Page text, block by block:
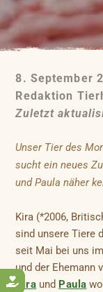

8. September
Redaktion
Zuletzt
Unser Tier des
sucht ein neues
und Paula näher
Kira (*2006,
sind unsere Tiere
seit Mai bei uns
und der Ehemann
Kira und Paula